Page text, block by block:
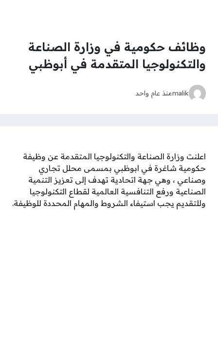
وظائف حكومية في وزارة الصناعة
والتكنولوجيا المتقدمة في أبوظبي
malikمنذ عام واحد
اعلنت وزارة الصناعة والتكنولوجيا المتقدمة عن وظيفة
حكومية شاغرة في ابوظبي بمسمى محلل تجاري
وصناعي ، وهي جهة اتحادية تهدف إلى تعزيز التنمية
الصناعية ورفع التنافسية العالمية لقطاع التكنولوجيا
وللتقديم يجب استيفاء الشروط والمهام المحددة للوظيفة.